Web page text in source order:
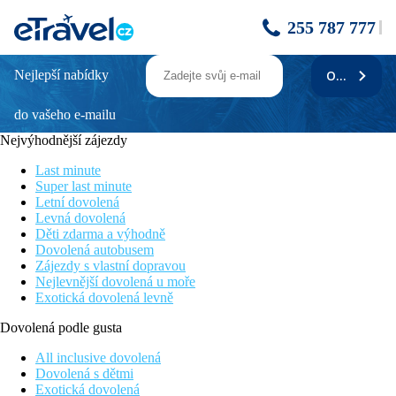
255 787 777
Orion Hotel
Stylový hotel v dosahu centra a pláže
Živé centru Faliraki 400 m
Výborný poměr ceny a kvality
Poloha
V turisticky oblíbeném letovisku Faliraki, centrum střediska s
nákupními a zábavními možnostmi cca 400 m, 1km od
největšího aquaparku na ostrově, letiště cca 15 km, golf cca 8
km.
Vybavení
Vstupní hala s recepcí (trezor za poplatek), výtah, směnárna,
restaurace à la carte, bar, knihovna. V zahradě bazén s lehátky a
slunečníky zdarma.
Nejlepší nabídky
do vašeho e-mailu
ODEBÍRAT
Nejvýhodnější zájezdy
Last minute
Super last minute
Letní dovolená
Levná dovolená
Děti zdarma a výhodně
Dovolená autobusem
Zájezdy s vlastní dopravou
Nejlevnější dovolená u moře
Exotická dovolená levně
Dovolená podle gusta
All inclusive dovolená
Dovolená s dětmi
Exotická dovolená